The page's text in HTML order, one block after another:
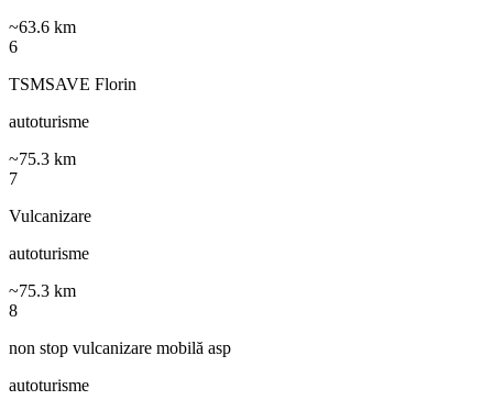
~63.6 km
6
TSMSAVE Florin
autoturisme
~75.3 km
7
Vulcanizare
autoturisme
~75.3 km
8
non stop vulcanizare mobilă asp
autoturisme